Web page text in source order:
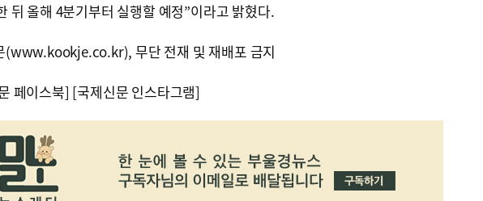
뒤 올해 4분기부터 실행할 예정”이라고 밝혔다.
무단 전재 및 재배포 금지
페이스북] [국제신문 인스타그램]